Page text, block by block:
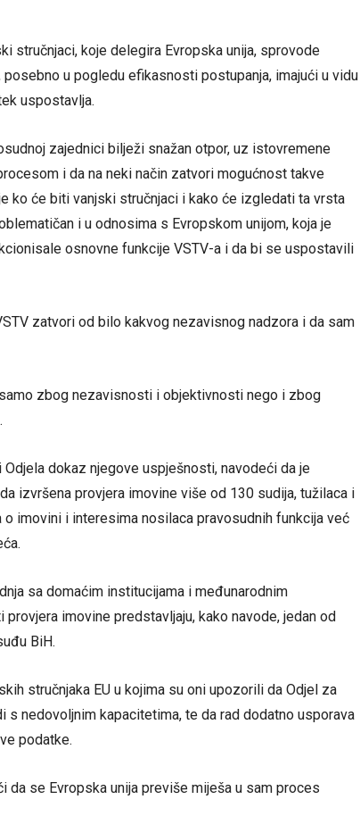
stručnjaci, koje delegira Evropska unija, sprovode
u pogledu efikasnosti postupanja, imajući u vidu
uspostavlja.
zajednici bilježi snažan otpor, uz istovremene
i da na neki način zatvori mogućnost takve
ko će biti vanjski stručnjaci i kako će izgledati ta vrsta
i u odnosima s Evropskom unijom, koja je
osnovne funkcije VSTV-a i da bi se uspostavili
zatvori od bilo kakvog nezavisnog nadzora i da sam
zbog nezavisnosti i objektivnosti nego i zbog
dokaz njegove uspješnosti, navodeći da je
izvršena provjera imovine više od 130 sudija, tužilaca i
imovini i interesima nosilaca pravosudnih funkcija već
sa domaćim institucijama i međunarodnim
imovine predstavljaju, kako navode, jedan od
BiH.
stručnjaka EU u kojima su oni upozorili da Odjel za
s nedovoljnim kapacitetima, te da rad dodatno usporava
podatke.
da se Evropska unija previše miješa u sam proces